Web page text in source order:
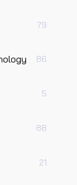
79
86
5
88
21